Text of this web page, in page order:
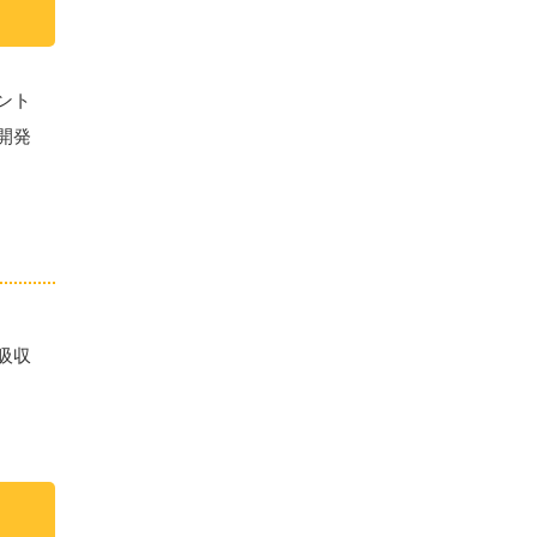
ト
発
収